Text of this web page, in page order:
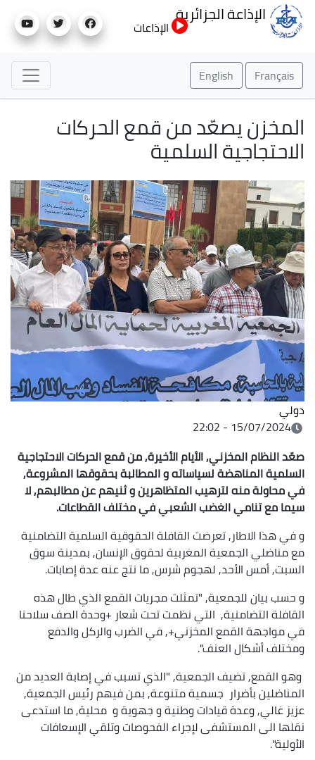
إلى
الإذاعة الجزائرية
الإذاعات
Français
English
المخزن يصعّد من قمع الحركات
الاحتجاجية السلمية
دولي
15/07/2024 - 22:02
صعّد النظام المخزني, الأيام الأخيرة, من قمعالحركات الاحتجاجية
السلمية المناهضة لسياساتهو المطالبة بحقوقها المشروعة,
في محاولة منه لترهيب المتظاهرين و ثنيهم عنمطالبهم, لا
سيما مع تنامي الغضب الشعبي في مختلف القطاعات.
و في هذا الاطار, تعرضت القافلة الحقوقية السلمية التضامنية
مع مناضلي الجمعية المغربية لحقوق الإنسان, بمدينة سوق
السبت, أمس الأحد, لهجوم شرس, ما نتج عنه عدة إصابات.
و حسب بيان للجمعية, "تمثلت مجريات القمع الذي طال هذه
القافلة التضامنية, التي نظمت تحت شعار +وحدة الصف سلاحنا
في مواجهة القمع المخزني+, في الضرب والركل والدفع
ومختلف أشكال العنف".
وهو القمع, تضيف الجمعية, "الذي تسبب في إصابة العديد من
المناضلين بأضرار جسمية متنوعة, بمن فيهم رئيس الجمعية,
عزيز غالي, وعدة قيادات وطنية و جهوية و محلية, ما استدعى
نقلها الى المستشفى لإجراء الفحوصات وتلقي الإسعافات
الأولية".